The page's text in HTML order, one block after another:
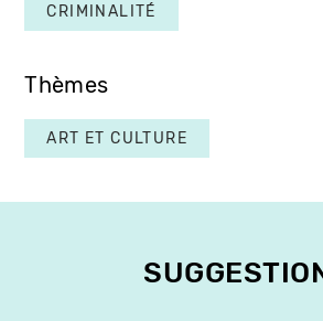
CRIMINALITÉ
Thèmes
ART ET CULTURE